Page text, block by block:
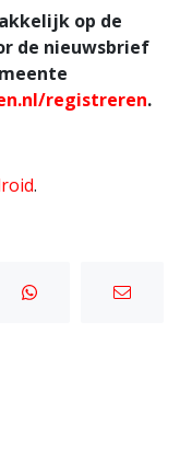
op de
de nieuwsbrief
registreren.
.